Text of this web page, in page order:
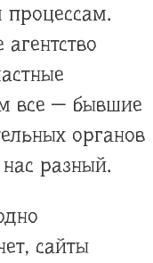
все — бывшие
органов
разный.
сайты